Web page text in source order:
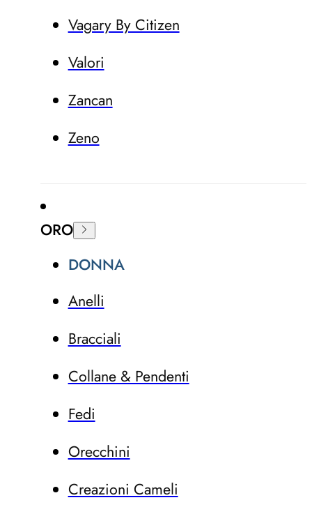
Vagary By Citizen
Valori
Zancan
Zeno
ORO
DONNA
Anelli
Bracciali
Collane & Pendenti
Fedi
Orecchini
Creazioni Cameli